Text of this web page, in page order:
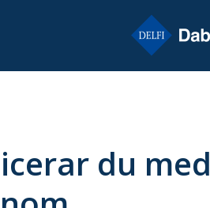
du med